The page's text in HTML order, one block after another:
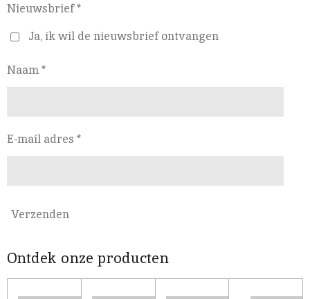
Nieuwsbrief *
Ja, ik wil de nieuwsbrief ontvangen
Naam *
E-mail adres *
Verzenden
Ontdek onze producten